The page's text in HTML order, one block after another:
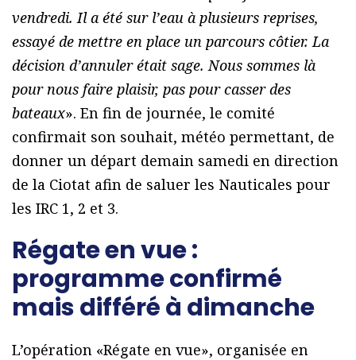
vendredi. Il a été sur l’eau à plusieurs reprises,
essayé de mettre en place un parcours côtier. La
décision d’annuler était sage. Nous sommes là
pour nous faire plaisir, pas pour casser des
bateaux». En fin de journée, le comité
confirmait son souhait, météo permettant, de
donner un départ demain samedi en direction
de la Ciotat afin de saluer les Nauticales pour
les IRC 1, 2 et 3.
Régate en vue :
programme confirmé
mais différé à dimanche
L’opération «Régate en vue», organisée en